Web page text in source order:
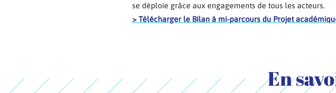
se déploie grâce aux engagements de tous les acteurs.
> Télécharger le Bilan à mi-parcours du Projet
En